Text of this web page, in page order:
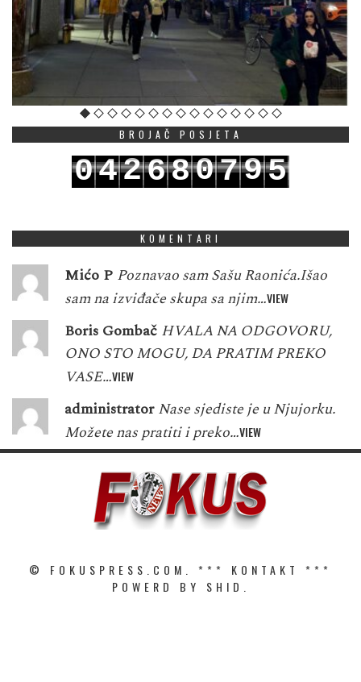
BROJAČ POSJETA
042680795
KOMENTARI
Mićo P Poznavao sam Sašu Raonića.Išao
sam na izviđače skupa sa njim…VIEW
Boris Gombač HVALA NA ODGOVORU,
ONO STO MOGU, DA PRATIM PREKO
VASE…VIEW
administrator Nase sjediste je u Njujorku.
Možete nas pratiti i preko…VIEW
© FOKUSPRESS.COM. *** KONTAKT
***
POWERD BY SHID.